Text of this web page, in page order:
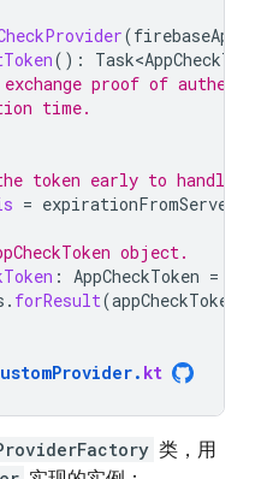
(firebaseApp
():
proof of
time.
token early to handle
= expirationFromServer
object.
: AppCheckToken =
. forResult(appCheckToken
. kt
类，用